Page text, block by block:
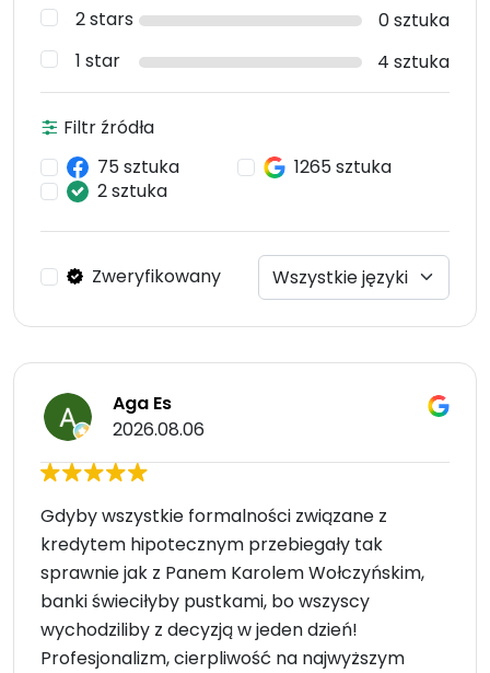
2 stars
0 sztuka
1 star
4 sztuka
Filtr źródła
75 sztuka
1265 sztuka
2 sztuka
Zweryfikowany
Aga Es
2026.08.06
Gdyby wszystkie formalności związane z
kredytem hipotecznym przebiegały tak
sprawnie jak z Panem Karolem Wołczyńskim,
banki świeciłyby pustkami, bo wszyscy
wychodziliby z decyzją w jeden dzień!
Profesjonalizm, cierpliwość na najwyższym